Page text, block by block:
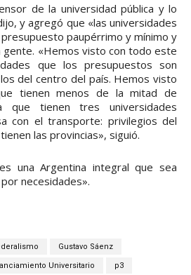
de la universidad pública y lo
y agregó que «las universidades
paupérrimo y mínimo y
gente. «Hemos visto con todo este
que los presupuestos son
del centro del país. Hemos visto
tienen menos de la mitad de
que tienen tres universidades
con el transporte: privilegios del
las provincias», siguió.
una Argentina integral que sea
necesidades».
Gustavo Sáenz
Universitario p3